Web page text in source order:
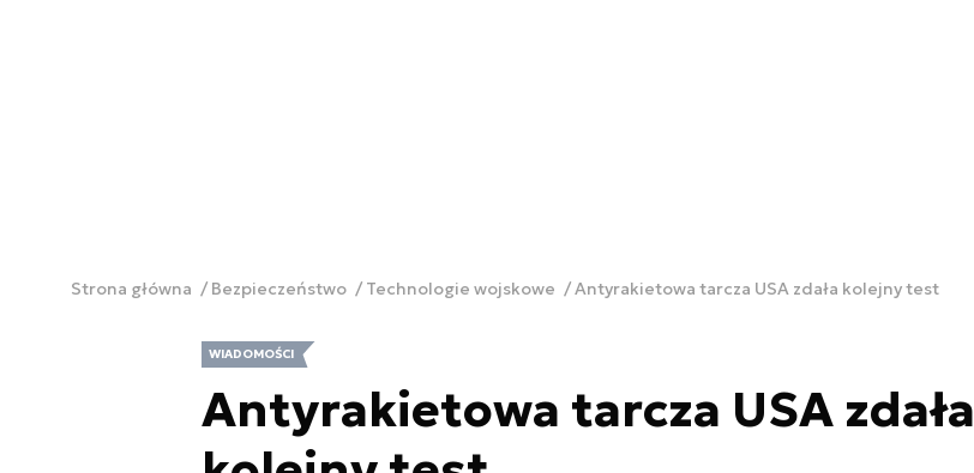
Strona główna Bezpieczeństwo Technologie wojskowe Antyrakietowa tarcza USA zdała kolejny test
WIADOMOŚCI
Antyrakietowa tarcza USA zdała